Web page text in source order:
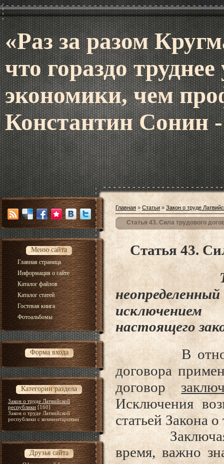
«Раз за разом
что гораздо
экономики, чем
Константин Сонин
Меню сайта
Главная страница
Информация о сайте
Каталог файлов
Каталог статей
Гостевая книга
Фотоальбомы
Форма входа
Категории раздела
Закон о труде Латвийской
республики [160]
Закон о труде Латвийской
республики с комментариями
Друзья сайта
Главная » Статьи » Закон о труде
Статья 43. Сила трудового
Статья 43.
Трудовой
настоящего
В отношении
договора
договор
Исключения
статьей Закона о
Заключая
время, важно